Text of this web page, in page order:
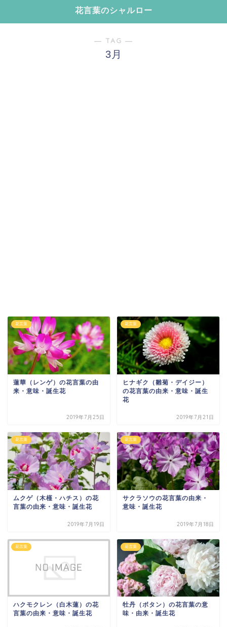
花言葉のシャルロー
― TAG ―
3月
花言葉
蓮華（レンゲ）の花言葉の由
来・意味・誕生花
2019年7月25日
花言葉
ヒナギク（雛菊・デイジー）
の花言葉の由来・意味・誕生
花
2019年7月21日
花言葉
ムクゲ（木槿・ハチス）の花
言葉の由来・意味・誕生花
2019年7月19日
花言葉
サクラソウの花言葉の由来・
意味・誕生花
2019年7月18日
花言葉
ハクモクレン（白木蓮）の花
言葉の由来・意味・誕生花
花言葉
牡丹（ボタン）の花言葉の意
味・由来・誕生花